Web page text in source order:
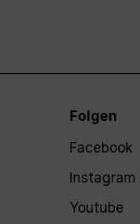
Folgen
Facebook
Instagram
Youtube